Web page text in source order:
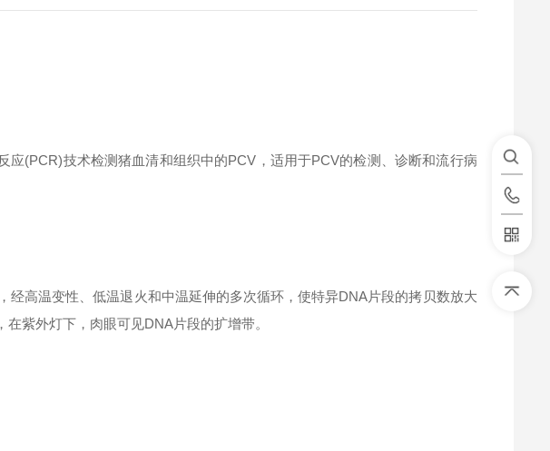
(PCR)技术检测猪血清和组织中的PCV，适用于PCV的检测、诊断和流行病
高温变性、低温退火和中温延伸的多次循环，使特异DNA片段的拷贝数放大
紫外灯下，肉眼可见DNA片段的扩增带。